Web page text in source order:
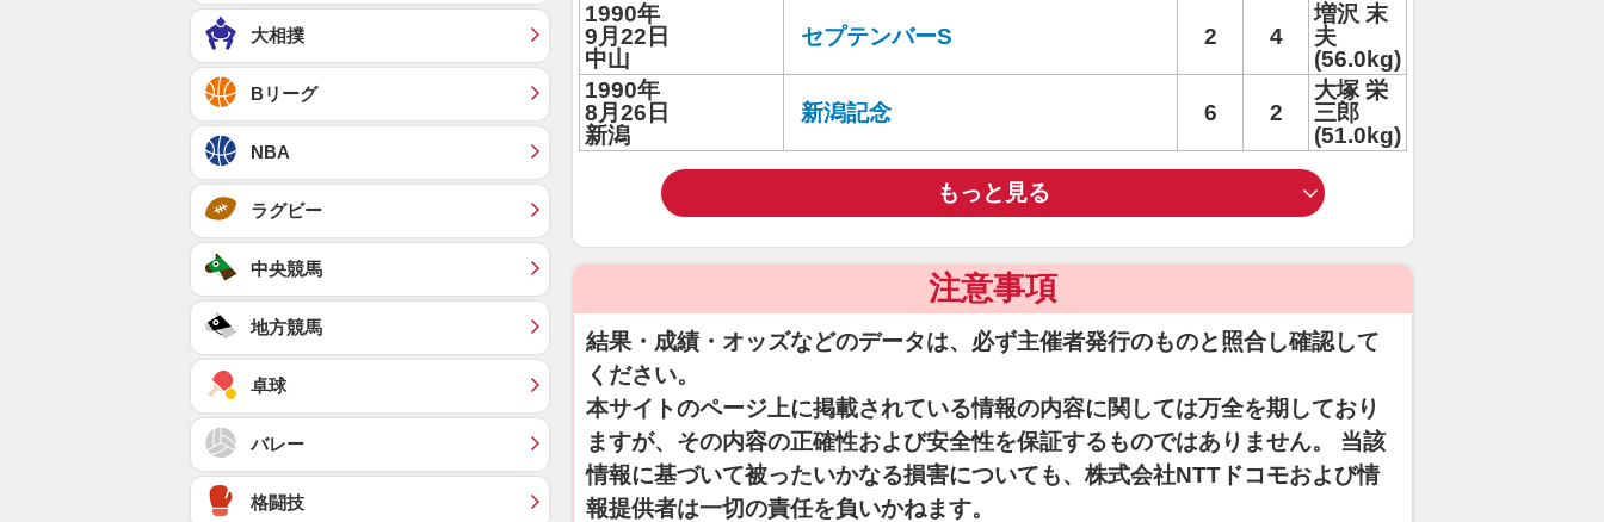
1990年
9月22日
中山
セプテンバーS 2 4
増沢 末
夫
(56.0kg)
1990年
8月26日
新潟
新潟記念 6 2
大塚 栄
三郎
(51.0kg)
もっと見る
注意事項
結果・成績・オッズなどのデータは、必ず主催者発行のものと照合し確認して
ください。
本サイトのページ上に掲載されている情報の内容に関しては万全を期しており
ますが、その内容の正確性および安全性を保証するものではありません。 当該
情報に基づいて被ったいかなる損害についても、株式会社NTTドコモおよび情
報提供者は一切の責任を負いかねます。
大相撲
Bリーグ
NBA
ラグビー
中央競馬
地方競馬
卓球
バレー
格闘技